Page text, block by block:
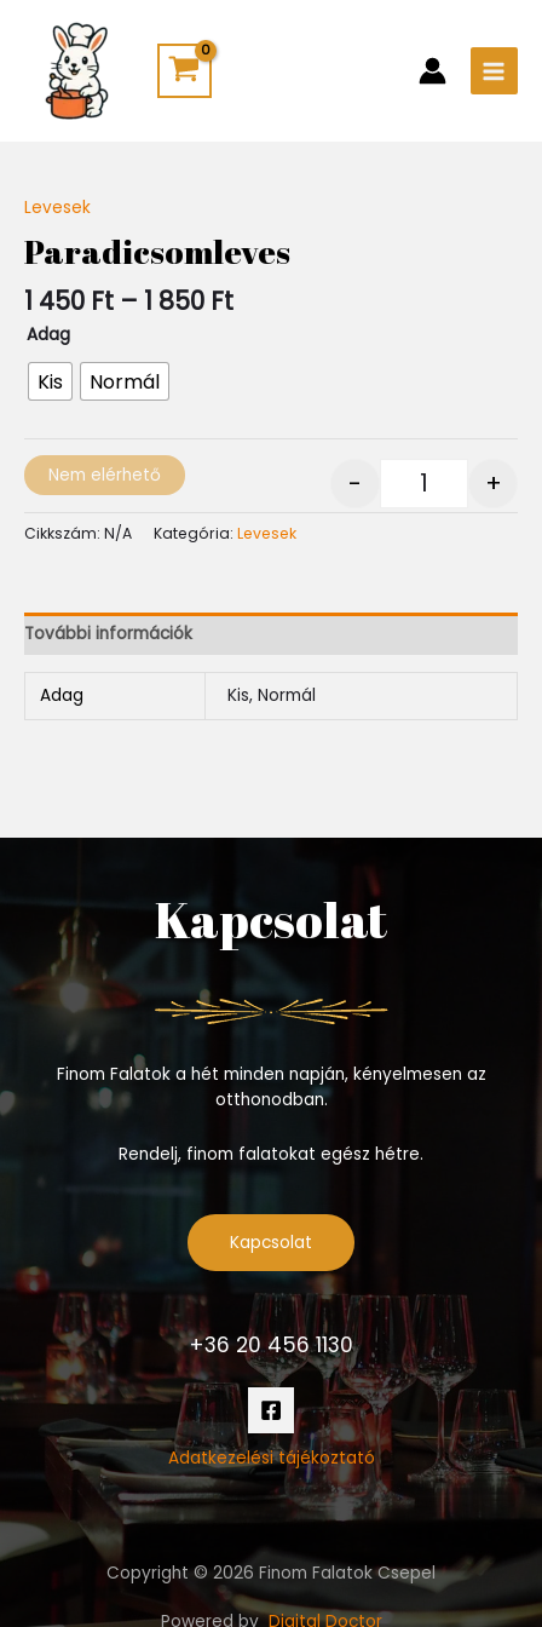
content
Levesek
Paradicsomleves
1 450 Ft – 1 850 Ft
450 Ft
-
1
Adag
Kis Normál
- +
Nem elérhető
Cikkszám: N/A Kategória: Levesek
További információk
Adag Kis, Normál
Kapcsolat
Finom Falatok a hét minden napján, kényelmesen az
otthonodban.
Rendelj, finom falatokat egész hétre.
Kapcsolat
+36 20 456 1130
Adatkezelési tájékoztató
Copyright © 2026 Finom Falatok Csepel
Powered byDigital Doctor